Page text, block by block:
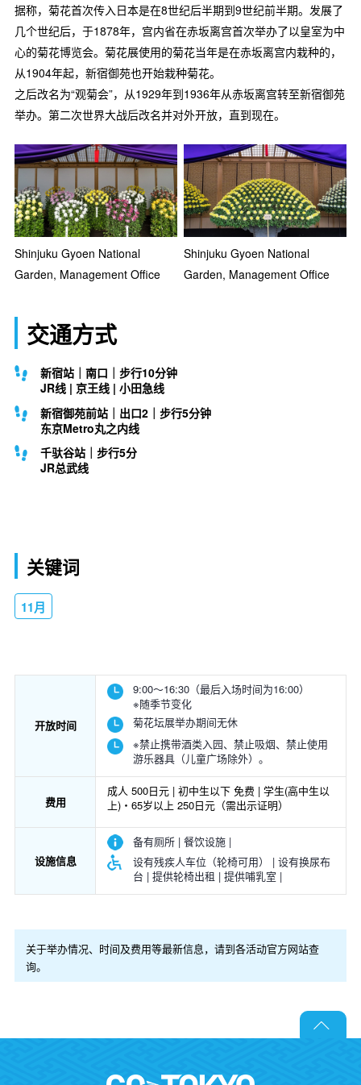
据称，菊花首次传入日本是在8世纪后半期到9世纪前半期。发展了
几个世纪后，于1878年，宫内省在赤坂离宫首次举办了以皇室为中
心的菊花博览会。菊花展使用的菊花当年是在赤坂离宫内栽种的，
从1904年起，新宿御苑也开始栽种菊花。
之后改名为“观菊会”，从1929年到1936年从赤坂离宫转至新宿御苑
举办。第二次世界大战后改名并对外开放，直到现在。
Shinjuku Gyoen National
Garden, Management Office
Shinjuku Gyoen National
Garden, Management Office
交通方式
新宿站｜南口｜步行10分钟
JR线 | 京王线 | 小田急线
新宿御苑前站｜出口2｜步行5分钟
东京Metro丸之内线
千驮谷站｜步行5分
JR总武线
关键词
11月
开放时间
9:00～16:30（最后入场时间为16:00）
※随季节变化
菊花坛展举办期间无休
※禁止携带酒类入园、禁止吸烟、禁止使用
游乐器具（儿童广场除外）。
费用
成人 500日元 | 初中生以下 免费 | 学生(高中生以
上)・65岁以上 250日元（需出示证明）
设施信息
备有厕所 | 餐饮设施 |
设有残疾人车位（轮椅可用） | 设有换尿布
台 | 提供轮椅出租 | 提供哺乳室 |
关于举办情况、时间及费用等最新信息，请到各活动官方网站查
询。